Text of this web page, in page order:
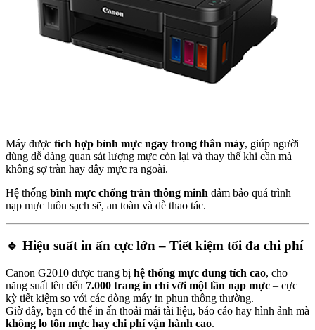
Máy được tích hợp bình mực ngay trong thân máy, giúp người
dùng dễ dàng quan sát lượng mực còn lại và thay thế khi cần mà
không sợ tràn hay dây mực ra ngoài.
Hệ thống bình mực chống tràn thông minh đảm bảo quá trình
nạp mực luôn sạch sẽ, an toàn và dễ thao tác.
🔹 Hiệu suất in ấn cực lớn – Tiết kiệm tối đa chi phí
Canon G2010 được trang bị hệ thống mực dung tích cao, cho
năng suất lên đến 7.000 trang in chỉ với một lần nạp mực – cực
kỳ tiết kiệm so với các dòng máy in phun thông thường.
Giờ đây, bạn có thể in ấn thoải mái tài liệu, báo cáo hay hình ảnh mà
không lo tốn mực hay chi phí vận hành cao.